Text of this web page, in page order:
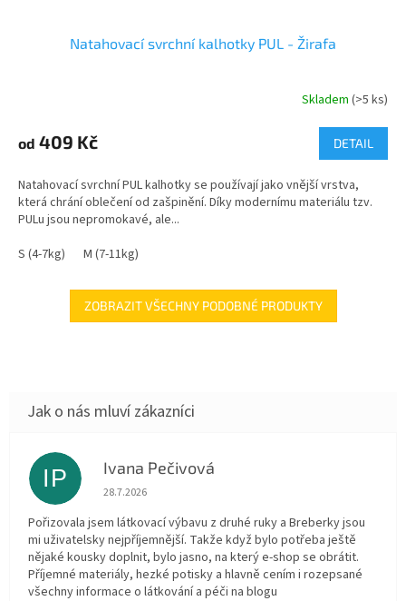
Natahovací svrchní kalhotky PUL - Žirafa
Skladem (>5 ks)
od 409 Kč DETAIL
Natahovací svrchní PUL kalhotky se používají jako vnější vrstva,
která chrání oblečení od zašpinění. Díky modernímu materiálu tzv.
PULu jsou nepromokavé, ale...
S (4-7kg)
M (7-11kg)
ZOBRAZIT VŠECHNY PODOBNÉ PRODUKTY
IP Ivana Pečivová
Hodnocení obchodu je 5 z 5 hvězdiček.
28.7.2026
Pořizovala jsem látkovací výbavu z druhé ruky a Breberky jsou
mi uživatelsky nejpříjemnější. Takže když bylo potřeba ještě
nějaké kousky doplnit, bylo jasno, na který e-shop se obrátit.
Příjemné materiály, hezké potisky a hlavně cením i rozepsané
všechny informace o látkování a péči na blogu